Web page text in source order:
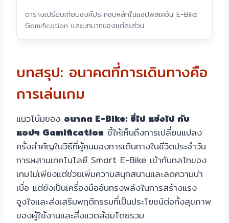
ตารางเปรียบเทียบองค์ประกอบหลักในแอปพลิเคชัน E-Bike
Gamification และบทบาทของแต่ละส่วน
บทสรุป: อนาคตที่การเดินทางคือ
การเล่นเกม
แนวโน้มของ อนาคต E-Bike: ขี่ไป แข่งไป กับ
แอปฯ Gamification ชี้ให้เห็นถึงการเปลี่ยนแปลง
ครั้งสำคัญในวิธีที่ผู้คนมองการเดินทางในชีวิตประจำวัน
การผสานเทคโนโลยี Smart E-Bike เข้ากับกลไกของ
เกมไม่เพียงแต่ช่วยเพิ่มความสนุกสนานและลดความน่า
เบื่อ แต่ยังเป็นเครื่องมืออันทรงพลังในการสร้างแรง
จูงใจและส่งเสริมพฤติกรรมที่เป็นประโยชน์ต่อทั้งสุขภาพ
ของผู้ใช้งานและสิ่งแวดล้อมโดยรวม